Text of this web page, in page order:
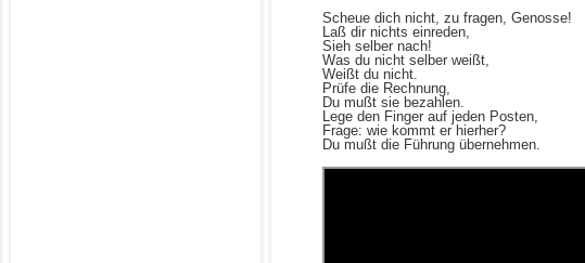
Scheue dich nicht, zu fragen, Genosse!
Laß dir nichts einreden,
Sieh selber nach!
Was du nicht selber weißt,
Weißt du nicht.
Prüfe die Rechnung,
Du mußt sie bezahlen.
Lege den Finger auf jeden Posten,
Frage: wie kommt er hierher?
Du mußt die Führung übernehmen.